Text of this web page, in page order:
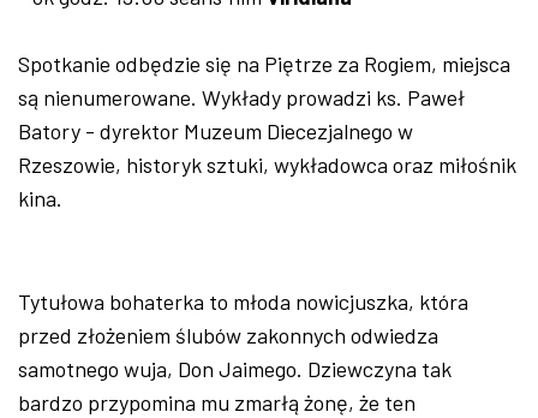
Spotkanie odbędzie się na Piętrze za Rogiem, miejsca
są nienumerowane. Wykłady prowadzi ks. Paweł
Batory - dyrektor Muzeum Diecezjalnego w
Rzeszowie, historyk sztuki, wykładowca oraz miłośnik
kina.
Tytułowa bohaterka to młoda nowicjuszka, która
przed złożeniem ślubów zakonnych odwiedza
samotnego wuja, Don Jaimego. Dziewczyna tak
bardzo przypomina mu zmarłą żonę, że ten